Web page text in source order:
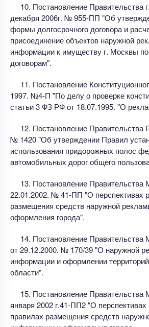
10. Постановление Правительства
декабря 2006г. № 955-ПП "Об
формы долгосрочного договора и
присоединение объектов наружной
информации к имуществу г. Москвы
договорам".
11. Постановление
1997. №4-П "По делу о проверке
статьи 3 ФЗ РФ от 18.07.1995. "О
12. Постановление Правительства
№ 1420 "Об утверждении Правил
использования придорожных полос
автомобильных дорог общего
13. Постановление Правительства
22.01.2002. № 41-ПП "О перспективах
размещения средств наружной
оформления города".
14. Постановление Правительства
от 29.12.2000. № 170/39 "О наружной
информации и оформлении
области".
15. Постановление Правительства
января 2002 г.41-ПП2 "О перспективах
правилах размещения средств